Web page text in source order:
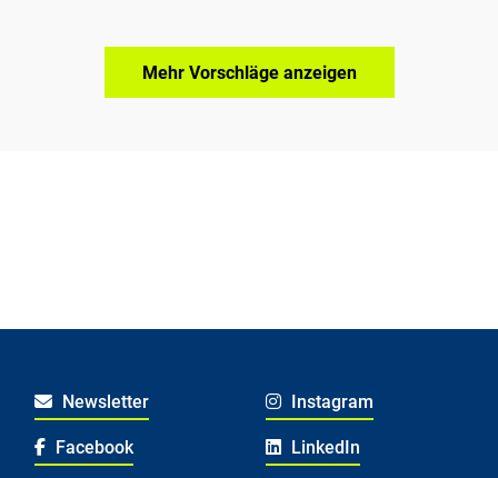
Mehr Vorschläge anzeigen
Newsletter Instagram
Facebook LinkedIn